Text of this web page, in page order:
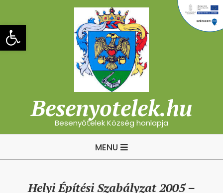
Eszköztár megnyitása
content
Besenyotelek.hu
Besenyőtelek Község honlapja
MENU
Helyi Építési Szabályzat 2005 –